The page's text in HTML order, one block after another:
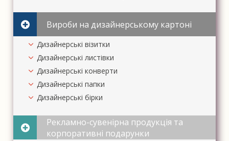
Вироби на дизайнерському картоні
Дизайнерські візитки
Дизайнерські листівки
Дизайнерські конверти
Дизайнерські папки
Дизайнерські бірки
Рекламно-сувенірна продукція та
корпоративні подарунки